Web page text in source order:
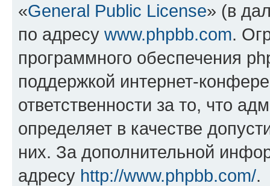
«General Public License» (в
по адресу www.phpbb.com.
программного обеспечения
поддержкой интернет-
ответственности за то, что
определяет в качестве
них. За дополнительной
адресу http://www.phpbb.com/.